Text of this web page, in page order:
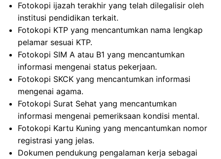
Fotokopi ijazah terakhir yang telah dilegalisir oleh
institusi pendidikan terkait.
Fotokopi KTP yang mencantumkan nama lengkap
pelamar sesuai KTP.
Fotokopi SIM A atau B1 yang mencantumkan
informasi mengenai status pekerjaan.
Fotokopi SKCK yang mencantumkan informasi
mengenai agama.
Fotokopi Surat Sehat yang mencantumkan
informasi mengenai pemeriksaan kondisi mental.
Fotokopi Kartu Kuning yang mencantumkan nomor
registrasi yang jelas.
Dokumen pendukung pengalaman kerja sebagai